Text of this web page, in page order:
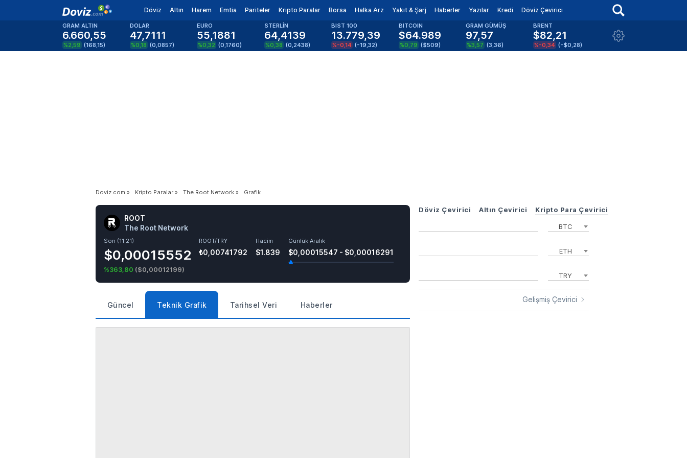
Döviz Altın Harem Emtia Pariteler Kripto Paralar Borsa Halka Arz Yakıt & Şarj Haberler Yazılar Kredi Döviz Çevirici
GRAM ALTIN
6.660,55
%2,59 (168,15)
DOLAR
47,7111
%0,18 (0,0857)
EURO
55,1881
%0,32 (0,1760)
STERLİN
64,4139
%0,38 (0,2438)
BIST 100
13.779,39
%-0,14 (-19,32)
BITCOIN
$64.989
%0,79 ($509)
GRAM GÜMÜŞ
97,57
%3,57 (3,36)
BRENT
$82,21
%-0,34 (-$0,28)
Doviz.com » Kripto Paralar » The Root Network » Grafik
ROOT
The Root Network
Son (11:21)
$0,00015552
%363,80 ($0,00012199)
ROOT/TRY
₺0,00741792
Hacim
$1.839
Günlük Aralık
$0,00015547 - $0,00016291
Güncel Teknik Grafik Tarihsel Veri Haberler
Döviz Çevirici Altın Çevirici Kripto Para Çevirici
BTC
ETH
TRY
Gelişmiş Çevirici